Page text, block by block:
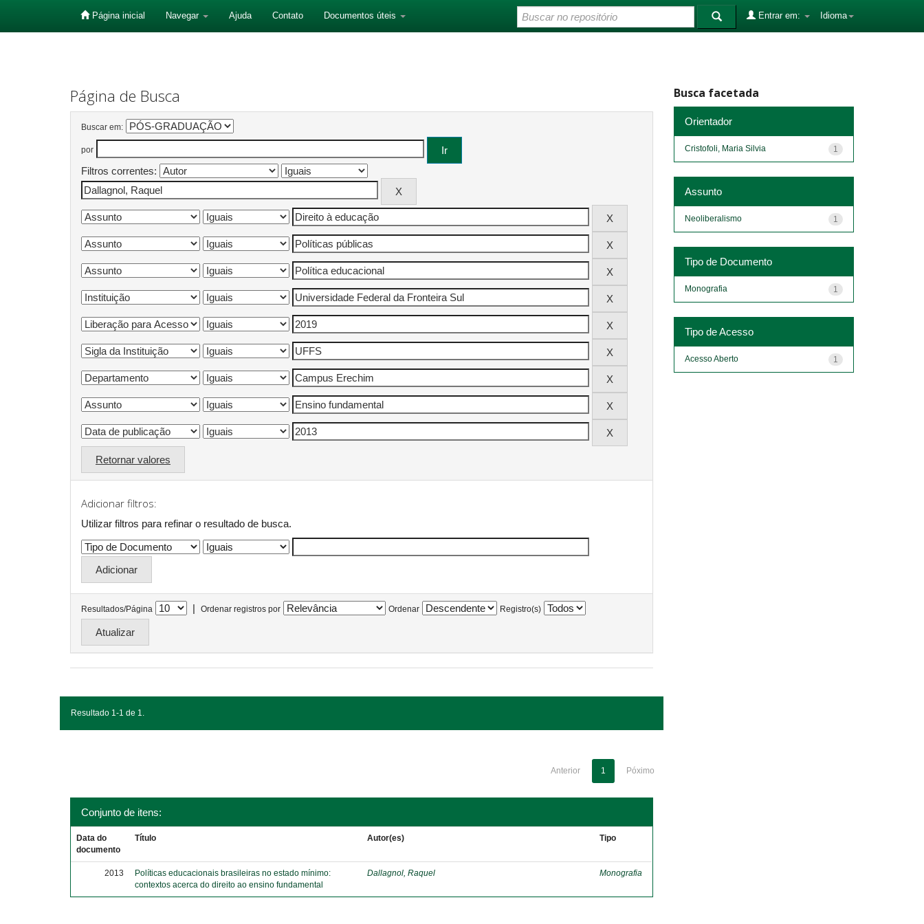
Página inicial Navegar Ajuda Contato Documentos úteis Idioma
Entrar em:
Página de Busca
Buscar em:
por
Filtros correntes:
Retornar valores
Adicionar filtros:
Utilizar filtros para refinar o resultado de busca.
Resultados/Página | Ordenar registros por Ordenar Registro(s)
Resultado 1-1 de 1.
Anterior 1 Póximo
Conjunto de itens:
Data do
documento
Título Autor(es) Tipo
2013
Políticas educacionais brasileiras no estado mínimo:
contextos acerca do direito ao ensino fundamental
Dallagnol, Raquel Monografia
Busca facetada
Orientador
1
Cristofoli, Maria Silvia
Assunto
1
Neoliberalismo
Tipo de Documento
1
Monografia
Tipo de Acesso
1
Acesso Aberto